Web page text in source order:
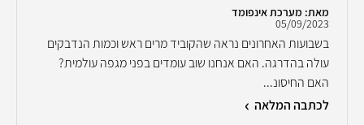
מאת: מערכת אינפומד
05/09/2023
בשבועות האחרונים נראה שהקוביד מרים ראש וכמות הנדבקים
עולה בהדרגה. האם אנחנו שוב עומדים בפני מגפה עולמית?
האם החיסונ...
לכתבה המלאה